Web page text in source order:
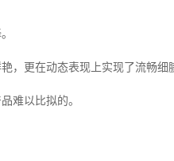
，更在动态表现上实现了流畅细
难以比拟的。